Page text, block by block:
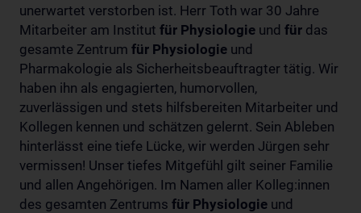
unerwartet verstorben ist. Herr Toth war 30 Jahre
Mitarbeiter am Institut für Physiologie und für das
gesamte Zentrum für Physiologie und
Pharmakologie als Sicherheitsbeauftragter tätig. Wir
haben ihn als engagierten, humorvollen,
zuverlässigen und stets hilfsbereiten Mitarbeiter und
Kollegen kennen und schätzen gelernt. Sein Ableben
hinterlässt eine tiefe Lücke, wir werden Jürgen sehr
vermissen! Unser tiefes Mitgefühl gilt seiner Familie
und allen Angehörigen. Im Namen aller Kolleg:innen
des gesamten Zentrums für Physiologie und